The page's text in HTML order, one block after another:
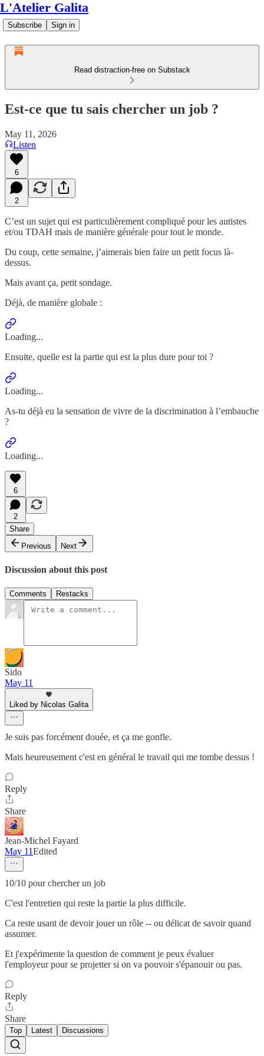
L'Atelier Galita
Subscribe Sign in
Read distraction-free on Substack
Est-ce que tu sais chercher un job ?
May 11, 2026
Listen
6
2
C’est un sujet qui est particulièrement compliqué pour les autistes
et/ou TDAH mais de manière générale pour tout le monde.
Du coup, cette semaine, j’aimerais bien faire un petit focus là-
dessus.
Mais avant ça, petit sondage.
Déjà, de manière globale :
Loading...
Ensuite, quelle est la partie qui est la plus dure pour toi ?
Loading...
As-tu déjà eu la sensation de vivre de la discrimination à l’embauche
?
Loading...
6
2
Share
Previous
Next
Discussion about this post
Comments Restacks
Sido
May 11
Liked by Nicolas Galita
Je suis pas forcément douée, et ça me gonfle.
Mais heureusement c'est en général le travail qui me tombe dessus !
Reply
Share
Jean-Michel Fayard
May 11Edited
10/10 pour chercher un job
C'est l'entretien qui reste la partie la plus difficile.
Ca reste usant de devoir jouer un rôle -- ou délicat de savoir quand
assumer.
Et j'expérimente la question de comment je peux évaluer
l'employeur pour se projetter si on va pouvoir s'épanouir ou pas.
Reply
Share
Top Latest Discussions